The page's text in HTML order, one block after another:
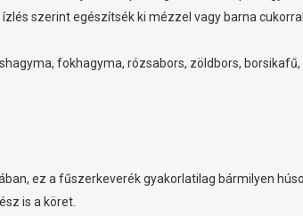
szerint egészítsék ki mézzel vagy barna
fokhagyma, rózsabors, zöldbors,
ez a fűszerkeverék gyakorlatilag bármilyen
is a köret.